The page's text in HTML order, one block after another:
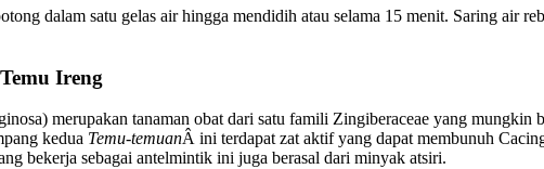
dalam satu gelas air hingga mendidih atau selama 15 menit. Saring air
Ireng
merupakan tanaman obat dari satu famili Zingiberaceae yang mungkin
kedua Temu-temuanÂ ini terdapat zat aktif yang dapat membunuh
bekerja sebagai antelmintik ini juga berasal dari minyak atsiri.